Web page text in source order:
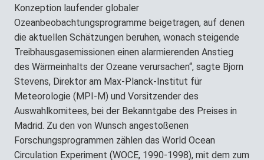
Konzeption laufender globaler
Ozeanbeobachtungsprogramme beigetragen, auf denen
die aktuellen Schätzungen beruhen, wonach steigende
Treibhausgasemissionen einen alarmierenden Anstieg
des Wärmeinhalts der Ozeane verursachen“, sagte Bjorn
Stevens, Direktor am Max-Planck-Institut für
Meteorologie (MPI-M) und Vorsitzender des
Auswahlkomitees, bei der Bekanntgabe des Preises in
Madrid. Zu den von Wunsch angestoßenen
Forschungsprogrammen zählen das World Ocean
Circulation Experiment (WOCE, 1990-1998), mit dem zum